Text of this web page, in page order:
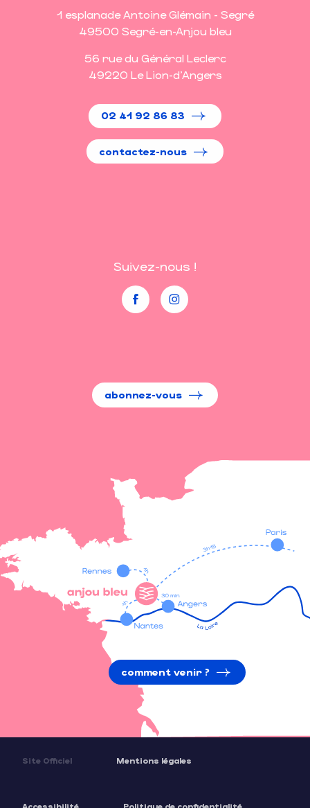
1 esplanade Antoine Glémain - Segré
49500 Segré-en-Anjou bleu
56 rue du Général Leclerc
49220 Le Lion-d'Angers
02 41 92 86 83
contactez-nous
Suivez-nous !
abonnez-vous
comment venir ?
Site Officiel Mentions légales
Accessibilité Politique de confidentialité